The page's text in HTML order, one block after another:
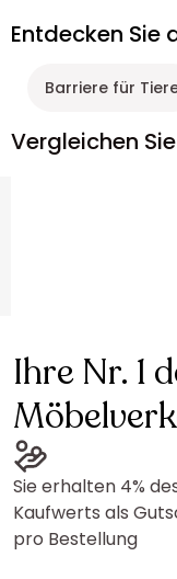
Entdecken Sie
Barriere für
Vergleichen
Ihre Nr. 1
Sie erhalten 4%
Kaufwerts als
pro Bestellung